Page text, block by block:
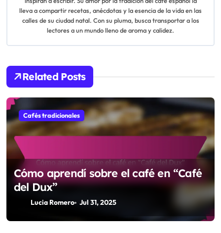
a
t
i
o
n
lleva a compartir recetas, anécdotas y la esencia de la vida en las
calles de su ciudad natal. Con su pluma, busca transportar a los
lectores a un mundo lleno de aroma y calidez.
Related Posts
Cafés tradicionales
Cómo aprendí sobre el café en “Café
del Dux”
Lucia Romero Jul 31, 2025